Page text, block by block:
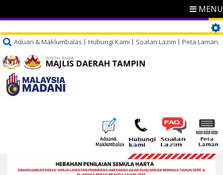
MENU
Aduan & Maklumbalas Hubungi Kami Soalan Lazim Peta Laman